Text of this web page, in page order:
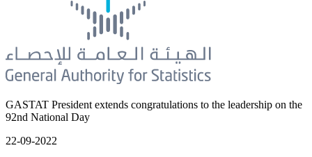
GASTAT President extends congratulations to the leadership on the
92nd National Day
22-09-2022